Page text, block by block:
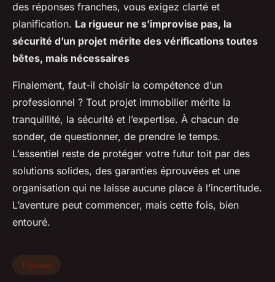
des réponses franches, vous exigez clarté et
planification. La rigueur ne s’improvise pas, la
sécurité d’un projet mérite des vérifications toutes
bêtes, mais nécessaires
Finalement, faut-il choisir la compétence d’un
professionnel ? Tout projet immobilier mérite la
tranquillité, la sécurité et l’expertise. À chacun de
sonder, de questionner, de prendre le temps.
L’essentiel reste de protéger votre futur toit par des
solutions solides, des garanties éprouvées et une
organisation qui ne laisse aucune place à l’incertitude.
L’aventure peut commencer, mais cette fois, bien
entouré.
Travaux